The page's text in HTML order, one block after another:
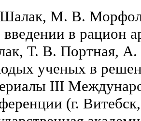
М. В.
введении в рацион
Т. В. Портная, А.
ученых в
III
(г.